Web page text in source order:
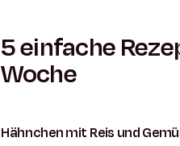
5 einfache
Woche
Hähnchen mit Reis und